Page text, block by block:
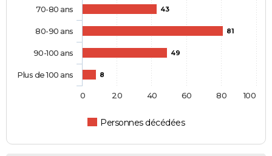
43
81
49
8
Personnes décédées
70-80 ans
80-90 ans
90-100 ans
Plus de 100 ans
0 20 40 60 80 100